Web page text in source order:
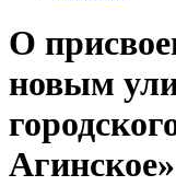
О
новым
Агинское»